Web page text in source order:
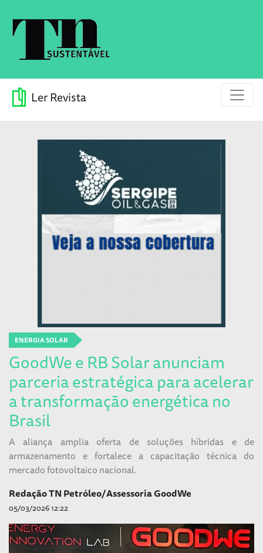
Ler Revista
ENERGIA SOLAR
GoodWe e RB Solar anunciam
parceria estratégica para acelerar
a transformação energética no
Brasil
A aliança amplia oferta de soluções híbridas e de
armazenamento e fortalece a capacitação técnica do
mercado fotovoltaico nacional.
Redação TN Petróleo/Assessoria GoodWe
05/03/2026 12:22